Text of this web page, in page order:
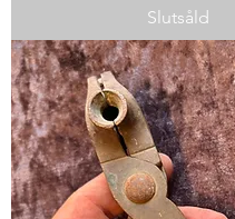
Slutsåld